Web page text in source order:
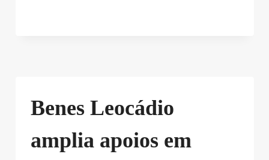
Benes Leocádio
amplia apoios em